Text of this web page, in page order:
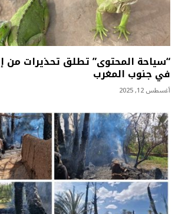
“سياحة المحتوى” تطلق تحذيرات من
في جنوب المغرب
أغسطس 12, 2025